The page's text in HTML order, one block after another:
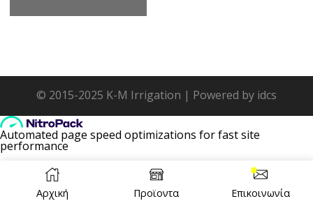
© 2015-2025 K-M Irrigation | Powered by idcs
Αρχική Προϊοντα Επικοινωνία